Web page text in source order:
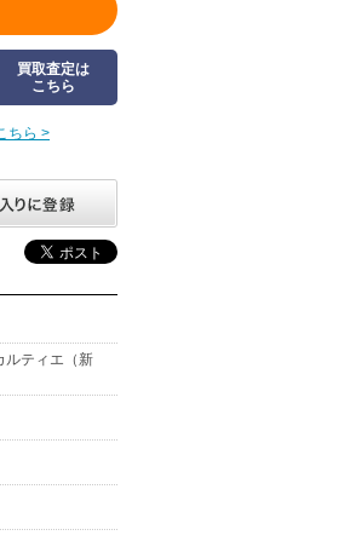
買取査定は
こちら
ちら >
ルティエ（新